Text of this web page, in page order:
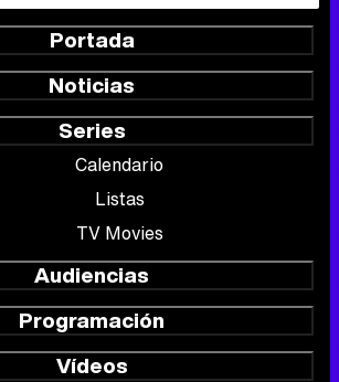
Portada
Noticias
Series
Calendario
Listas
TV Movies
Audiencias
Programación
Vídeos